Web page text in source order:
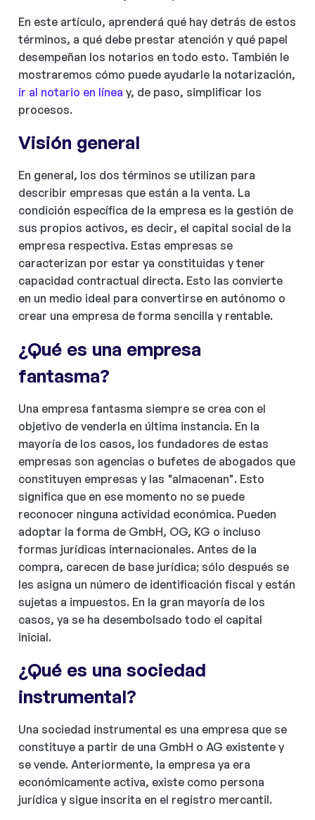
En este artículo, aprenderá qué hay detrás de estos
términos, a qué debe prestar atención y qué papel
desempeñan los notarios en todo esto. También le
mostraremos cómo puede ayudarle la notarización,
ir al notario en línea y, de paso, simplificar los
procesos.
Visión general
En general, los dos términos se utilizan para
describir empresas que están a la venta. La
condición específica de la empresa es la gestión de
sus propios activos, es decir, el capital social de la
empresa respectiva. Estas empresas se
caracterizan por estar ya constituidas y tener
capacidad contractual directa. Esto las convierte
en un medio ideal para convertirse en autónomo o
crear una empresa de forma sencilla y rentable.
¿Qué es una empresa
fantasma?
Una empresa fantasma siempre se crea con el
objetivo de venderla en última instancia. En la
mayoría de los casos, los fundadores de estas
empresas son agencias o bufetes de abogados que
constituyen empresas y las "almacenan". Esto
significa que en ese momento no se puede
reconocer ninguna actividad económica. Pueden
adoptar la forma de GmbH, OG, KG o incluso
formas jurídicas internacionales. Antes de la
compra, carecen de base jurídica; sólo después se
les asigna un número de identificación fiscal y están
sujetas a impuestos. En la gran mayoría de los
casos, ya se ha desembolsado todo el capital
inicial.
¿Qué es una sociedad
instrumental?
Una sociedad instrumental es una empresa que se
constituye a partir de una GmbH o AG existente y
se vende. Anteriormente, la empresa ya era
económicamente activa, existe como persona
jurídica y sigue inscrita en el registro mercantil.